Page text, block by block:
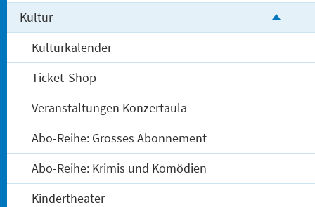
Kultur
Kulturkalender
Ticket-Shop
Veranstaltungen Konzertaula
Abo-Reihe: Grosses Abonnement
Abo-Reihe: Krimis und Komödien
Kindertheater